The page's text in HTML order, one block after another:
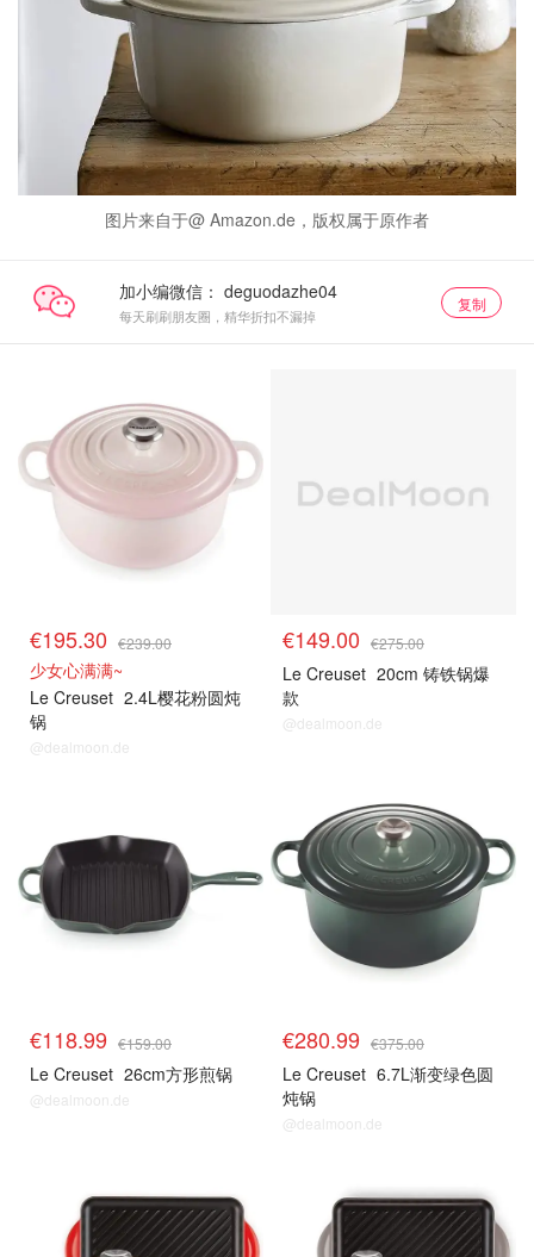
图片来自于@ Amazon.de，版权属于原作者
加小编微信：
每天刷刷朋友圈，精华折扣不漏掉
复制
€195.30 €239.00
少女心满满~
Le Creuset 2.4L樱花粉圆炖
锅
@dealmoon.de
€149.00 €275.00
Le Creuset 20cm 铸铁锅爆
款
@dealmoon.de
€118.99 €159.00
Le Creuset 26cm方形煎锅
@dealmoon.de
€280.99 €375.00
Le Creuset 6.7L渐变绿色圆
炖锅
@dealmoon.de